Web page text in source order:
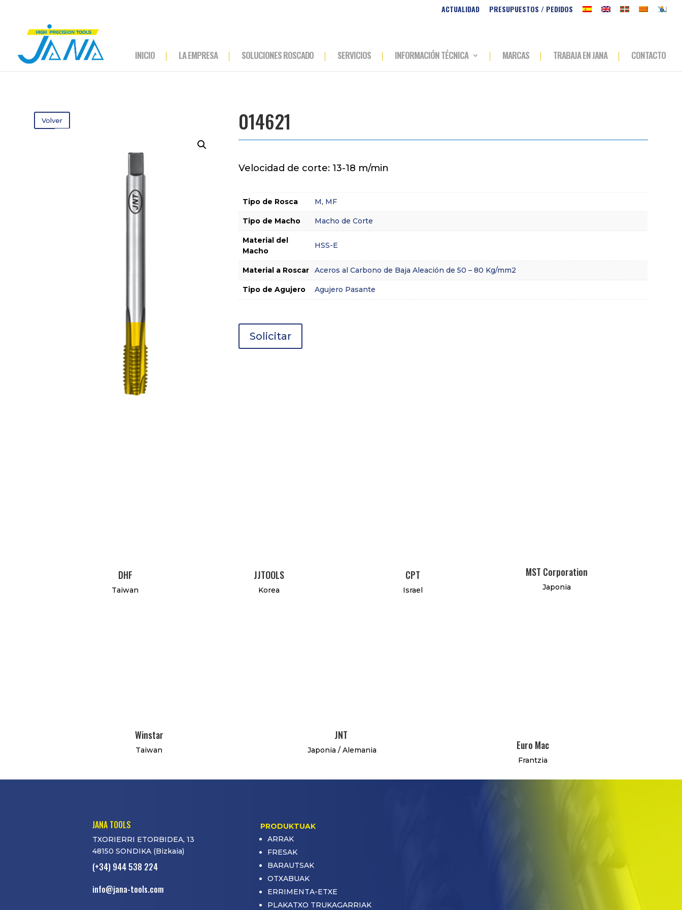
ACTUALIDAD PRESUPUESTOS / PEDIDOS
INICIO LA EMPRESA SOLUCIONES ROSCADO SERVICIOS INFORMACIÓN TÉCNICA MARCAS TRABAJA EN JANA CONTACTO
Volver 014621
Velocidad de corte: 13-18 m/min
Tipo de Rosca M, MF
Tipo de Macho Macho de Corte
Material del
Macho
HSS-E
Material a Roscar Aceros al Carbono de Baja Aleación de 50 – 80 Kg/mm2
Tipo de Agujero Agujero Pasante
Solicitar
DHF
Taiwan
JJTOOLS
Korea
CPT
Israel
MST Corporation
Japonia
Winstar
Taiwan
JNT
Japonia / Alemania Euro Mac
Frantzia
JANA TOOLS
TXORIERRI ETORBIDEA, 13
48150 SONDIKA (Bizkaia)
(+34) 944 538 224
info@jana-tools.com
PRODUKTUAK
ARRAK
FRESAK
BARAUTSAK
OTXABUAK
ERRIMENTA-ETXE
PLAKATXO TRUKAGARRIAK